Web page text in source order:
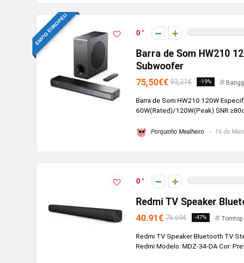
ENVIO EUROPEU 0
Barra de Som HW210
Subwoofer
75,50€€ 93,21€ -19%
Barra de Som HW210 120W
60W(Rated)/120W(Peak) SNR
Porquinho Mealheiro 16 de
0
Redmi TV Speaker
40.91€ 76.69€ -47% Tomtop
Redmi TV Speaker Bluetooth TV
Redmi Modelo: MDZ-34-DA Cor: